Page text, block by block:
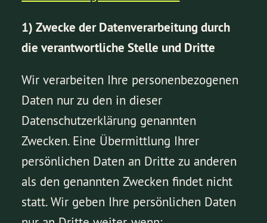
1) Zwecke der Datenverarbeitung durch
die verantwortliche Stelle und Dritte
Wir verarbeiten Ihre personenbezogenen
Daten nur zu den in dieser
Datenschutzerklärung genannten
Zwecken. Eine Übermittlung Ihrer
persönlichen Daten an Dritte zu anderen
als den genannten Zwecken findet nicht
statt. Wir geben Ihre persönlichen Daten